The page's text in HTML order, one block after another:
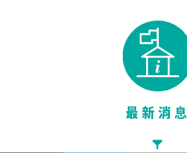
最新消息